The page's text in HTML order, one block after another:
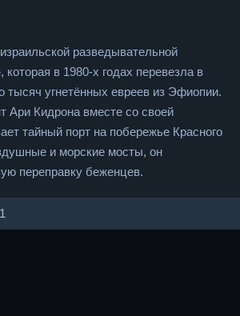
разведывательной
в 1980-х годах перевезла в
тысяч угнетённых евреев из Эфиопии.
Ари Кидрона вместе со своей
тайный порт на побережье Красного
и морские мосты, он
переправку беженцев.